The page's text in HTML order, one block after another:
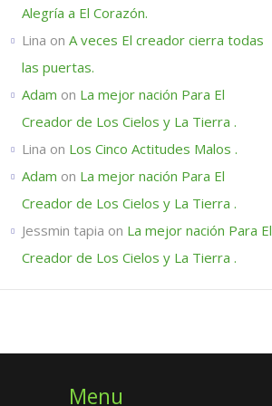
Alegría a El Corazón.
Lina on A veces El creador cierra todas
las puertas.
Adam on La mejor nación Para El
Creador de Los Cielos y La Tierra .
Lina on Los Cinco Actitudes Malos .
Adam on La mejor nación Para El
Creador de Los Cielos y La Tierra .
Jessmin tapia on La mejor nación Para El
Creador de Los Cielos y La Tierra .
Menu